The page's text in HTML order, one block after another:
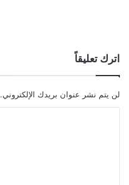
اترك تعليقاً
لن يتم نشر عنوان بريدك الإلكتروني.